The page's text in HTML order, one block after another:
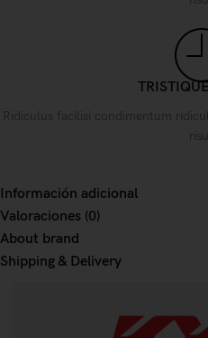
Ridiculus facilisi condimentum
Información adicional
Valoraciones (0)
About brand
Shipping & Delivery